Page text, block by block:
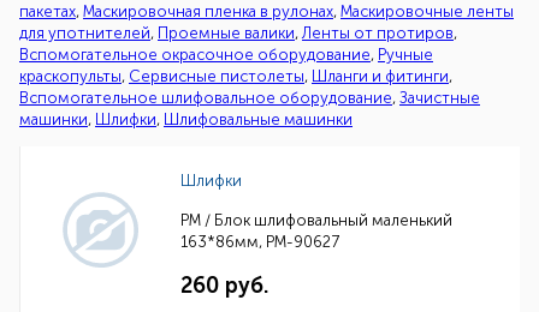
пакетах, Маскировочная пленка в рулонах, Маскировочные ленты
для употнителей, Проемные валики, Ленты от протиров,
Вспомогательное окрасочное оборудование, Ручные
краскопульты, Сервисные пистолеты, Шланги и фитинги,
Вспомогательное шлифовальное оборудование, Зачистные
машинки, Шлифки, Шлифовальные машинки
Шлифки
РМ / Блок шлифовальный маленький
163*86мм, РМ-90627
260 руб.